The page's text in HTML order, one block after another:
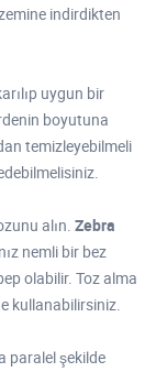
indirdikten
uygun bir
boyutuna
temizleyebilmeli
alın. Zebra
nemli bir bez
olabilir. Toz alma
kullanabilirsiniz.
paralel şekilde